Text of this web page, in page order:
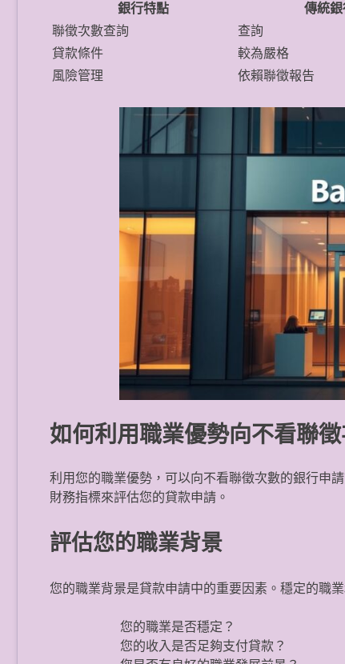
銀行特點 傳統銀
聯徵次數查詢
查詢
貸款條件
較為嚴格
風險管理
依賴聯徵報告
如何利用職業優勢向不看聯
利用您的職業優勢，可以向不看聯徵次數的銀行申
財務指標來評估您的貸款申請。
評估您的職業背景
您的職業背景是貸款申請中的重要因素。穩定的職
您的職業是否穩定？
您的收入是否足夠支付貸款？